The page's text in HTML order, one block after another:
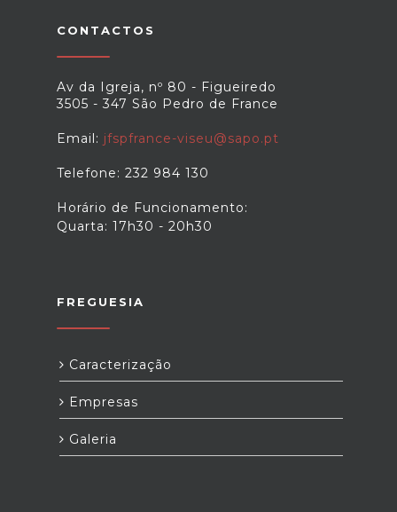
CONTACTOS
Av da Igreja, nº 80 - Figueiredo
3505 - 347 São Pedro de France
Email: jfspfrance-viseu@sapo.pt
Telefone: 232 984 130
Horário de Funcionamento:
Quarta: 17h30 - 20h30
FREGUESIA
Caracterização
Empresas
Galeria